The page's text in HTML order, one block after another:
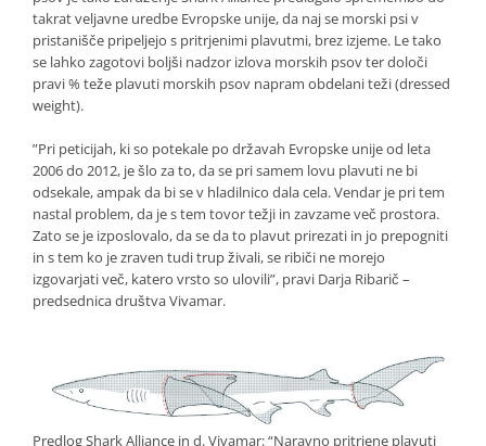
takrat veljavne uredbe Evropske unije, da naj se morski psi v
pristanišče pripeljejo s pritrjenimi plavutmi, brez izjeme. Le tako
se lahko zagotovi boljši nadzor izlova morskih psov ter določi
pravi % teže plavuti morskih psov napram obdelani teži (dressed
weight).
”Pri peticijah, ki so potekale po državah Evropske unije od leta
2006 do 2012, je šlo za to, da se pri samem lovu plavuti ne bi
odsekale, ampak da bi se v hladilnico dala cela. Vendar je pri tem
nastal problem, da je s tem tovor težji in zavzame več prostora.
Zato se je izposlovalo, da se da to plavut prirezati in jo prepogniti
in s tem ko je zraven tudi trup živali, se ribiči ne morejo
izgovarjati več, katero vrsto so ulovili”, pravi Darja Ribarič –
predsednica društva Vivamar.
Predlog Shark Alliance in d. Vivamar: “Naravno pritrjene plavuti